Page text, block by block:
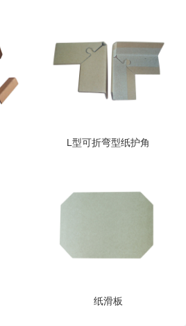
L型可折弯型纸护角
纸滑板